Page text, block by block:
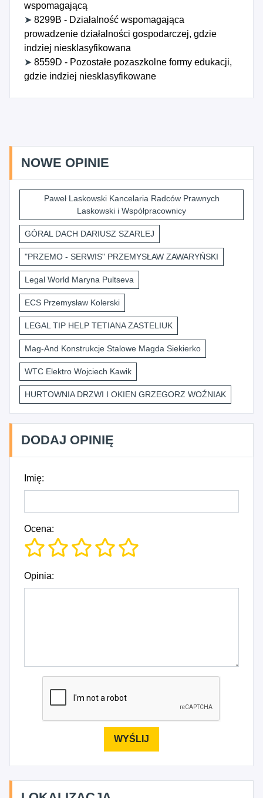
wspomagającą
➤ 8299B - Działalność wspomagająca
prowadzenie działalności gospodarczej, gdzie
indziej niesklasyfikowana
➤ 8559D - Pozostałe pozaszkolne formy edukacji,
gdzie indziej niesklasyfikowane
NOWE OPINIE
Paweł Laskowski Kancelaria Radców Prawnych
Laskowski i Współpracownicy
GÓRAL DACH DARIUSZ SZARLEJ
"PRZEMO - SERWIS" PRZEMYSŁAW ZAWARYŃSKI
Legal World Maryna Pultseva
ECS Przemysław Kolerski
LEGAL TIP HELP TETIANA ZASTELIUK
Mag-And Konstrukcje Stalowe Magda Siekierko
WTC Elektro Wojciech Kawik
HURTOWNIA DRZWI I OKIEN GRZEGORZ WOŹNIAK
DODAJ OPINIĘ
Imię:
Ocena:
Opinia: